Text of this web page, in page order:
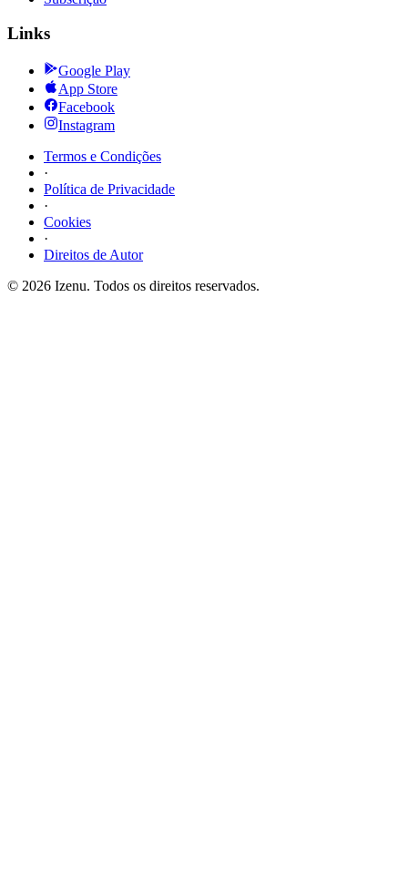
Links
Google Play
App Store
Facebook
Instagram
Termos e Condições
·
Política de Privacidade
·
Cookies
·
Direitos de Autor
© 2026 Izenu. Todos os direitos reservados.